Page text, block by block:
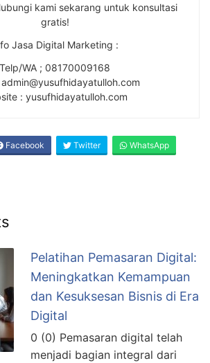
kami sekarang untuk konsultasi
gratis!
Jasa Digital Marketing :
Telp/WA ; 08170009168
admin@yusufhidayatulloh.com
: yusufhidayatulloh.com
Facebook Twitter WhatsApp
Pelatihan Pemasaran Digital:
Meningkatkan Kemampuan
dan Kesuksesan Bisnis di Era
Digital
0 (0) Pemasaran digital telah
menjadi bagian integral dari